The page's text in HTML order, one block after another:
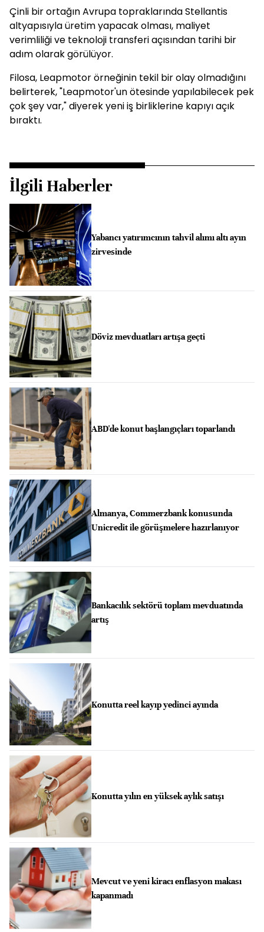
Çinli bir ortağın Avrupa topraklarında Stellantis
altyapısıyla üretim yapacak olması, maliyet
verimliliği ve teknoloji transferi açısından tarihi bir
adım olarak görülüyor.
Filosa, Leapmotor örneğinin tekil bir olay olmadığını
belirterek, "Leapmotor'un ötesinde yapılabilecek pek
çok şey var," diyerek yeni iş birliklerine kapıyı açık
bıraktı.
İlgili Haberler
Yabancı yatırımcının tahvil alımı altı ayın
zirvesinde
Döviz mevduatları artışa geçti
ABD'de konut başlangıçları toparlandı
Almanya, Commerzbank konusunda
Unicredit ile görüşmelere hazırlanıyor
Bankacılık sektörü toplam mevduatında
artış
Konutta reel kayıp yedinci ayında
Konutta yılın en yüksek aylık satışı
Mevcut ve yeni kiracı enflasyon makası
kapanmadı